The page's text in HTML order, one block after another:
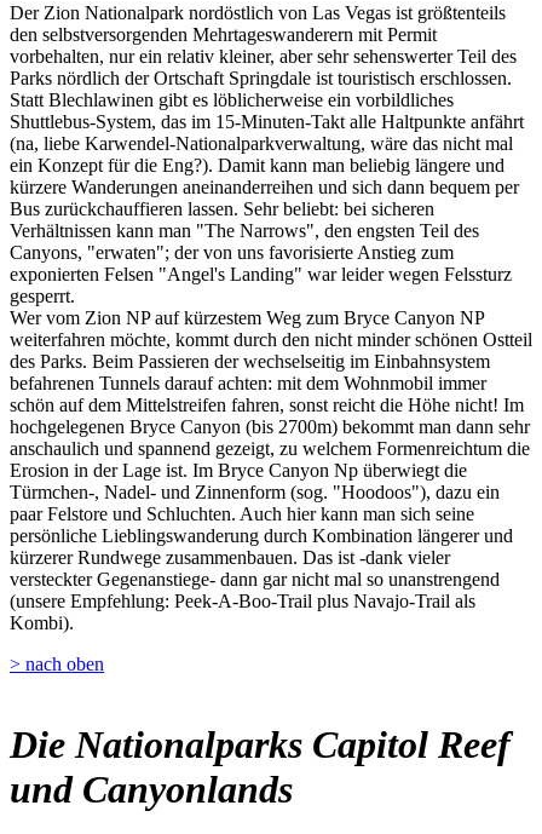
Der Zion Nationalpark nordöstlich von Las Vegas ist größtenteils
den selbstversorgenden Mehrtageswanderern mit Permit
vorbehalten, nur ein relativ kleiner, aber sehr sehenswerter Teil des
Parks nördlich der Ortschaft Springdale ist touristisch erschlossen.
Statt Blechlawinen gibt es löblicherweise ein vorbildliches
Shuttlebus-System, das im 15-Minuten-Takt alle Haltpunkte anfährt
(na, liebe Karwendel-Nationalparkverwaltung, wäre das nicht mal
ein Konzept für die Eng?). Damit kann man beliebig längere und
kürzere Wanderungen aneinanderreihen und sich dann bequem per
Bus zurückchauffieren lassen. Sehr beliebt: bei sicheren
Verhältnissen kann man "The Narrows", den engsten Teil des
Canyons, "erwaten"; der von uns favorisierte Anstieg zum
exponierten Felsen "Angel's Landing" war leider wegen Felssturz
gesperrt.
Wer vom Zion NP auf kürzestem Weg zum Bryce Canyon NP
weiterfahren möchte, kommt durch den nicht minder schönen Ostteil
des Parks. Beim Passieren der wechselseitig im Einbahnsystem
befahrenen Tunnels darauf achten: mit dem Wohnmobil immer
schön auf dem Mittelstreifen fahren, sonst reicht die Höhe nicht! Im
hochgelegenen Bryce Canyon (bis 2700m) bekommt man dann sehr
anschaulich und spannend gezeigt, zu welchem Formenreichtum die
Erosion in der Lage ist. Im Bryce Canyon Np überwiegt die
Türmchen-, Nadel- und Zinnenform (sog. "Hoodoos"), dazu ein
paar Felstore und Schluchten. Auch hier kann man sich seine
persönliche Lieblingswanderung durch Kombination längerer und
kürzerer Rundwege zusammenbauen. Das ist -dank vieler
versteckter Gegenanstiege- dann gar nicht mal so unanstrengend
(unsere Empfehlung: Peek-A-Boo-Trail plus Navajo-Trail als
Kombi).
> nach oben
Die Nationalparks Capitol Reef
und Canyonlands